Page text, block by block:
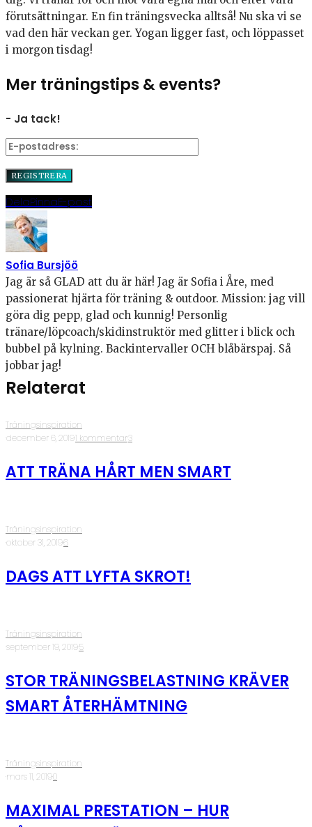
förutsättningar. En fin träningsvecka alltså! Nu ska vi se
vad den här veckan ger. Yogan ligger fast, och löppasset
i morgon tisdag!
Mer träningstips & events?
- Ja tack!
DelaPinnaE-post
Sofia Bursjöö
Jag är så GLAD att du är här! Jag är Sofia i Åre, med
passionerat hjärta för träning & outdoor. Mission: jag vill
göra dig pepp, glad och kunnig! Personlig
tränare/löpcoach/skidinstruktör med glitter i blick och
bubbel på kylning. Backintervaller OCH blåbärspaj. Så
jobbar jag!
Relaterat
Träningsinspiration
·december 6, 2019·1 kommentar·3
ATT TRÄNA HÅRT MEN SMART
Träningsinspiration
·oktober 31, 2019·6
DAGS ATT LYFTA SKROT!
Träningsinspiration
·september 19, 2019·5
STOR TRÄNINGSBELASTNING KRÄVER
SMART ÅTERHÄMTNING
Träningsinspiration
·mars 11, 2019·0
MAXIMAL PRESTATION – HUR